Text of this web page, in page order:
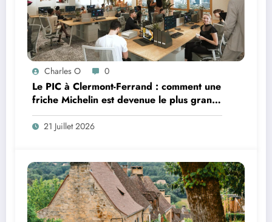
Charles O 0
Le PIC à Clermont-Ferrand : comment une
friche Michelin est devenue le plus grand
coworking de France ?
21 Juillet 2026